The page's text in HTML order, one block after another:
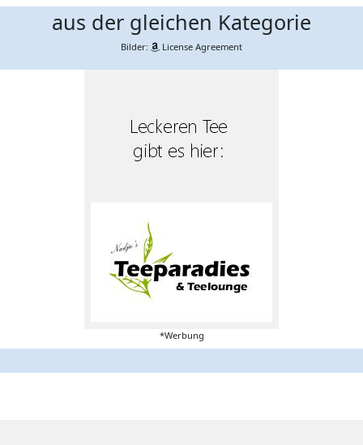
aus der gleichen Kategorie
Bilder: License Agreement
*Werbung